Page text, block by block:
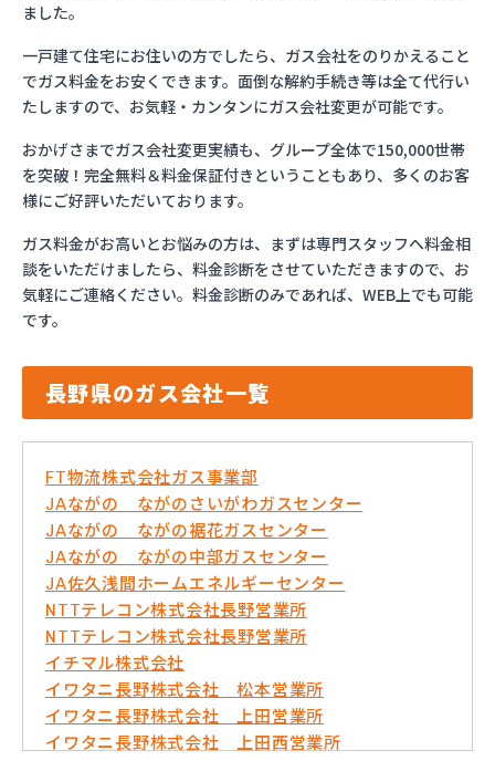
ました。
一戸建て住宅にお住いの方でしたら、ガス会社をのりかえること
でガス料金をお安くできます。面倒な解約手続き等は全て代行い
たしますので、お気軽・カンタンにガス会社変更が可能です。
おかげさまでガス会社変更実績も、グループ全体で150,000世帯
を突破！完全無料＆料金保証付きということもあり、多くのお客
様にご好評いただいております。
ガス料金がお高いとお悩みの方は、まずは専門スタッフへ料金相
談をいただけましたら、料金診断をさせていただきますので、お
気軽にご連絡ください。料金診断のみであれば、WEB上でも可能
です。
長野県のガス会社一覧
FT物流株式会社ガス事業部
JAながの ながのさいがわガスセンター
JAながの ながの裾花ガスセンター
JAながの ながの中部ガスセンター
JA佐久浅間ホームエネルギーセンター
NTTテレコン株式会社長野営業所
NTTテレコン株式会社長野営業所
イチマル株式会社
イワタニ長野株式会社 松本営業所
イワタニ長野株式会社 上田営業所
イワタニ長野株式会社 上田西営業所